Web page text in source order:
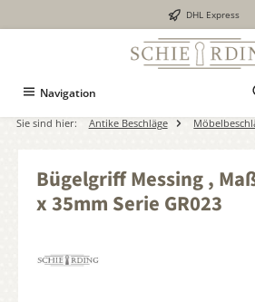
DHL Express
Navigation
Sie sind hier: Antike Beschläge
Bügelgriff Messing ,
x 35mm Serie GR023